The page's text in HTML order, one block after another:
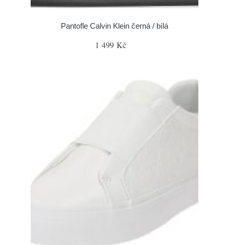
Pantofle Calvin Klein černá / bílá
1 499 Kč